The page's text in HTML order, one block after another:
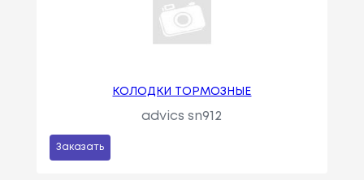
КОЛОДКИ ТОРМОЗНЫЕ
advics sn912
Заказать